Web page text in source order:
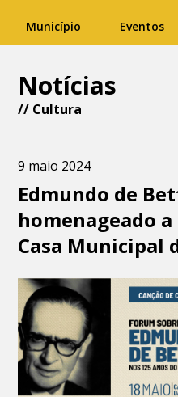
Município Eventos
Notícias
// Cultura
9 maio 2024
Edmundo de
homenageado
Casa Municipal